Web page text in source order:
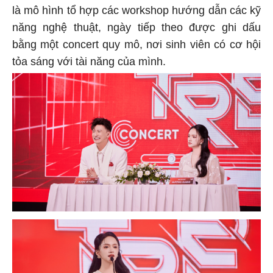
là mô hình tổ hợp các workshop hướng dẫn các kỹ
năng nghệ thuật, ngày tiếp theo được ghi dấu
bằng một concert quy mô, nơi sinh viên có cơ hội
tỏa sáng với tài năng của mình.